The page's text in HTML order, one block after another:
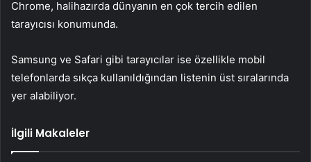
Chrome, halihazırda dünyanın en çok tercih edilen
tarayıcısı konumunda.
Samsung ve Safari gibi tarayıcılar ise özellikle mobil
telefonlarda sıkça kullanıldığından listenin üst sıralarında
yer alabiliyor.
İlgili Makaleler